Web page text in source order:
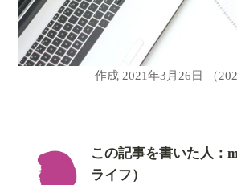
作成2021年3月26日 （
この記事を書いた人：
ライフ）